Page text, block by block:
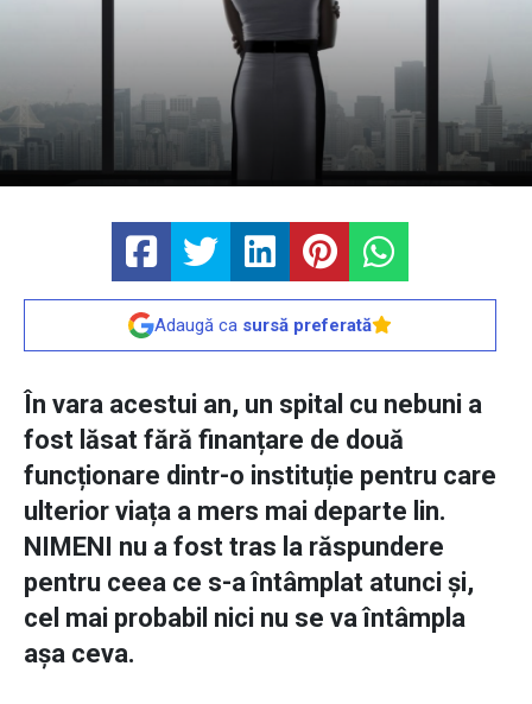
Adaugă ca sursă preferată
În vara acestui an, un spital cu nebuni a
fost lăsat fără finanțare de două
funcționare dintr-o instituție pentru care
ulterior viața a mers mai departe lin.
NIMENI nu a fost tras la răspundere
pentru ceea ce s-a întâmplat atunci și,
cel mai probabil nici nu se va întâmpla
așa ceva.